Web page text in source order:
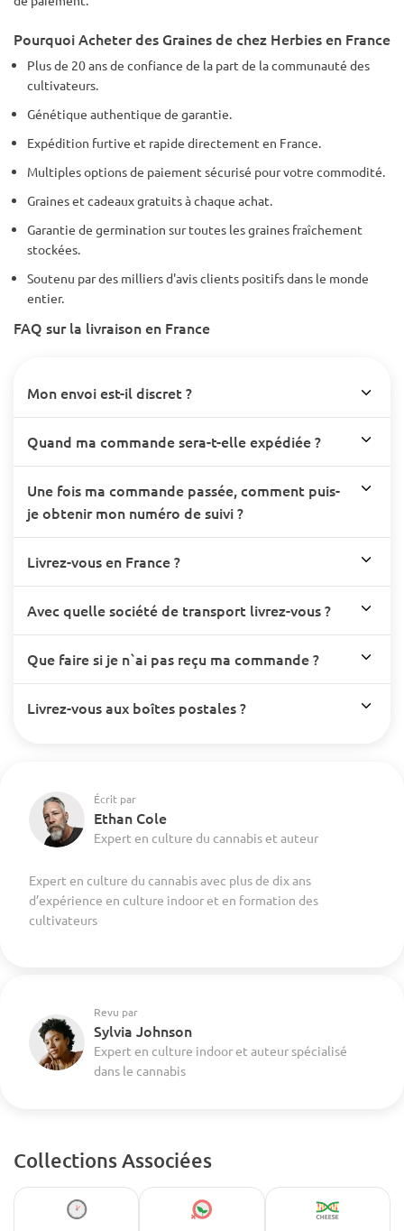
Pourquoi Acheter des Graines de chez Herbies en France
Plus de 20 ans de confiance de la part de la communauté des
cultivateurs.
Génétique authentique de garantie.
Expédition furtive et rapide directement en France.
Multiples options de paiement sécurisé pour votre commodité.
Graines et cadeaux gratuits à chaque achat.
Garantie de germination sur toutes les graines fraîchement
stockées.
Soutenu par des milliers d'avis clients positifs dans le monde
entier.
FAQ sur la livraison en France
Mon envoi est-il discret ?
Quand ma commande sera-t-elle expédiée ?
Une fois ma commande passée, comment puis-
je obtenir mon numéro de suivi ?
Livrez-vous en France ?
Avec quelle société de transport livrez-vous ?
Que faire si je n`ai pas reçu ma commande ?
Livrez-vous aux boîtes postales ?
Écrit par
Ethan Cole
Expert en culture du cannabis et auteur
Expert en culture du cannabis avec plus de dix ans
d’expérience en culture indoor et en formation des
cultivateurs
Revu par
Sylvia Johnson
Expert en culture indoor et auteur spécialisé
dans le cannabis
Collections Associées